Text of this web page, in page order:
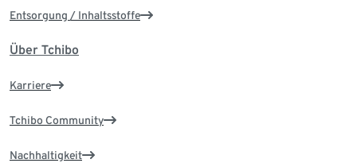
Entsorgung / Inhaltsstoffe
Über Tchibo
Karriere
Tchibo Community
Nachhaltigkeit